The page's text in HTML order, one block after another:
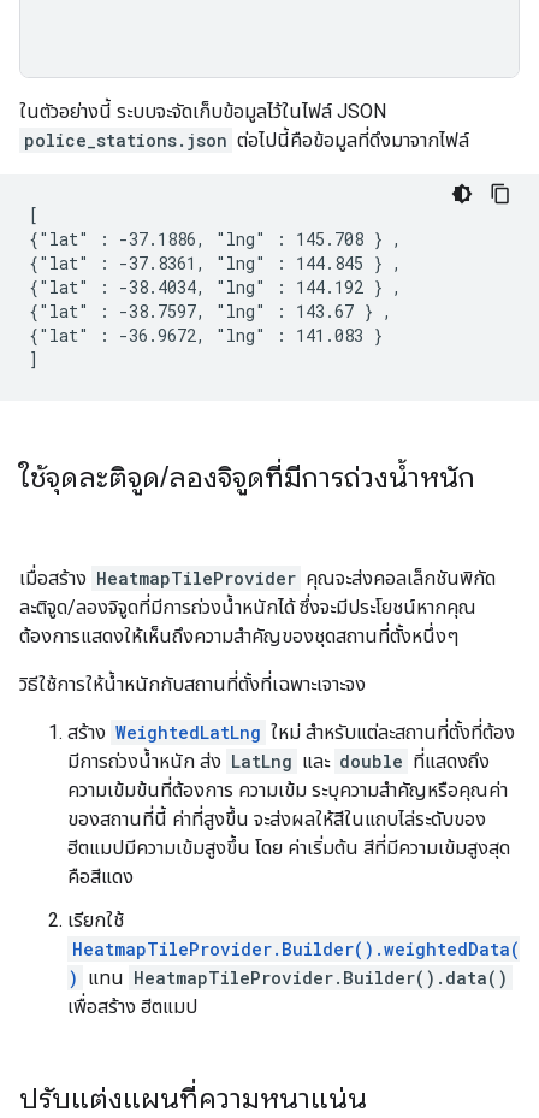
ในตัวอย่างนี้ ระบบจะจัดเก็บข้อมูลไว้ในไฟล์ JSON
police_stations.json ต่อไปนี้คือข้อมูลที่ดึงมาจากไฟล์
[
{"lat" : -37.1886, "lng" : 145.708 } ,
{"lat" : -37.8361, "lng" : 144.845 } ,
{"lat" : -38.4034, "lng" : 144.192 } ,
{"lat" : -38.7597, "lng" : 143.67 } ,
{"lat" : -36.9672, "lng" : 141.083 }
]
ใช้จุดละติจูด/ลองจิจูดที่มีการถ่วงน้ำหนัก
เมื่อสร้าง HeatmapTileProvider คุณจะส่งคอลเล็กชันพิกัด
ละติจูด/ลองจิจูดที่มีการถ่วงน้ำหนักได้ ซึ่งจะมีประโยชน์หากคุณ
ต้องการแสดงให้เห็นถึงความสำคัญของชุดสถานที่ตั้งหนึ่งๆ
วิธีใช้การให้น้ำหนักกับสถานที่ตั้งที่เฉพาะเจาะจง
สร้าง WeightedLatLng ใหม่ สำหรับแต่ละสถานที่ตั้งที่ต้อง
มีการถ่วงน้ำหนัก ส่ง LatLng และ double ที่แสดงถึง
ความเข้มข้นที่ต้องการ ความเข้ม ระบุความสำคัญหรือคุณค่า
ของสถานที่นี้ ค่าที่สูงขึ้น จะส่งผลให้สีในแถบไล่ระดับของ
ฮีตแมปมีความเข้มสูงขึ้น โดย ค่าเริ่มต้น สีที่มีความเข้มสูงสุด
คือสีแดง
เรียกใช้
HeatmapTileProvider.Builder().weightedData(
) แทน HeatmapTileProvider.Builder().data()
เพื่อสร้าง ฮีตแมป
ปรับแต่งแผนที่ความหนาแน่น